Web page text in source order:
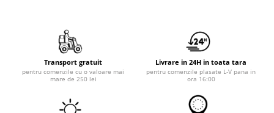
Transport gratuit
pentru comenzile cu o valoare mai
mare de 250 lei
Livrare in 24H in toata tara
pentru comenzile plasate L-V pana in
ora 16:00